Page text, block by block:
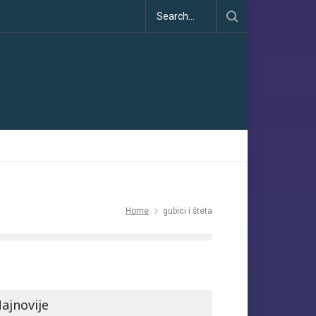
Pariskog sporazuma: između obećanja i učinka
Home gubici i šteta